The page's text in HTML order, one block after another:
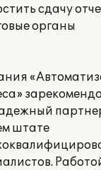
сдачу
органы
штате